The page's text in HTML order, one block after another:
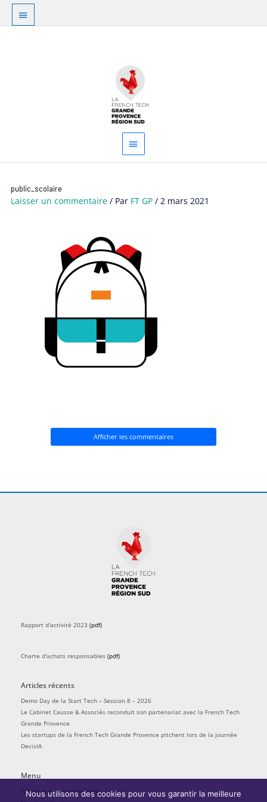
Aller
contenu
Au
dessus
principal
public_scolaire
Laisser un commentaire / Par FT GP/2 mars 2021
Afficher les commentaires
Rapport d'activité 2023 (pdf)
Charte d'achats responsables (pdf)
Articles récents
Demo Day de la Start Tech – Session 8 – 2026
Le Cabinet Causse & Associés reconduit son partenariat avec la French Tech
Grande Provence
Les startups de la French Tech Grande Provence pitchent lors de la journée
DecisIA
Menu
Politique de confidentialité
Nous utilisons des cookies pour vous garantir la meilleure